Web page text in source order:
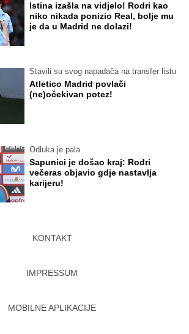
Istina izašla na vidjelo! Rodri kao
niko nikada ponizio Real, bolje mu
je da u Madrid ne dolazi!
Stavili su svog napadača na transfer listu
Atletico Madrid povlači
(ne)očekivan potez!
Odluka je pala
Sapunici je došao kraj: Rodri
večeras objavio gdje nastavlja
karijeru!
KONTAKT
IMPRESSUM
MOBILNE APLIKACIJE